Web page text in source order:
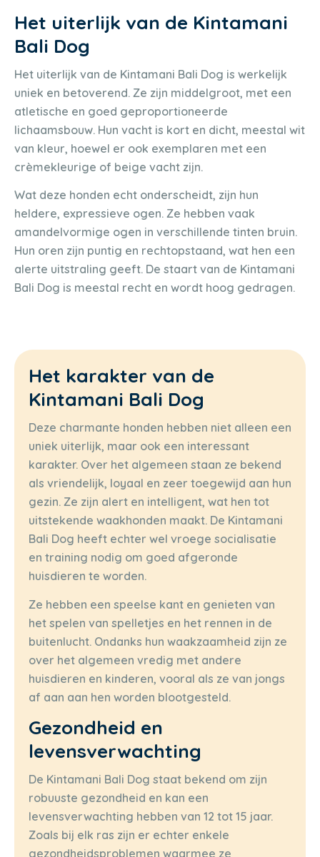
Het uiterlijk van de Kintamani
Bali Dog
Het uiterlijk van de Kintamani Bali Dog is werkelijk
uniek en betoverend. Ze zijn middelgroot, met een
atletische en goed geproportioneerde
lichaamsbouw. Hun vacht is kort en dicht, meestal wit
van kleur, hoewel er ook exemplaren met een
crèmekleurige of beige vacht zijn.
Wat deze honden echt onderscheidt, zijn hun
heldere, expressieve ogen. Ze hebben vaak
amandelvormige ogen in verschillende tinten bruin.
Hun oren zijn puntig en rechtopstaand, wat hen een
alerte uitstraling geeft. De staart van de Kintamani
Bali Dog is meestal recht en wordt hoog gedragen.
Het karakter van de
Kintamani Bali Dog
Deze charmante honden hebben niet alleen een
uniek uiterlijk, maar ook een interessant
karakter. Over het algemeen staan ze bekend
als vriendelijk, loyaal en zeer toegewijd aan hun
gezin. Ze zijn alert en intelligent, wat hen tot
uitstekende waakhonden maakt. De Kintamani
Bali Dog heeft echter wel vroege socialisatie
en training nodig om goed afgeronde
huisdieren te worden.
Ze hebben een speelse kant en genieten van
het spelen van spelletjes en het rennen in de
buitenlucht. Ondanks hun waakzaamheid zijn ze
over het algemeen vredig met andere
huisdieren en kinderen, vooral als ze van jongs
af aan aan hen worden blootgesteld.
Gezondheid en
levensverwachting
De Kintamani Bali Dog staat bekend om zijn
robuuste gezondheid en kan een
levensverwachting hebben van 12 tot 15 jaar.
Zoals bij elk ras zijn er echter enkele
gezondheidsproblemen waarmee ze